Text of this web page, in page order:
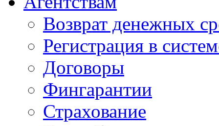
Возврат денежных
Регистрация в
Договоры
Фингарантии
Страхование